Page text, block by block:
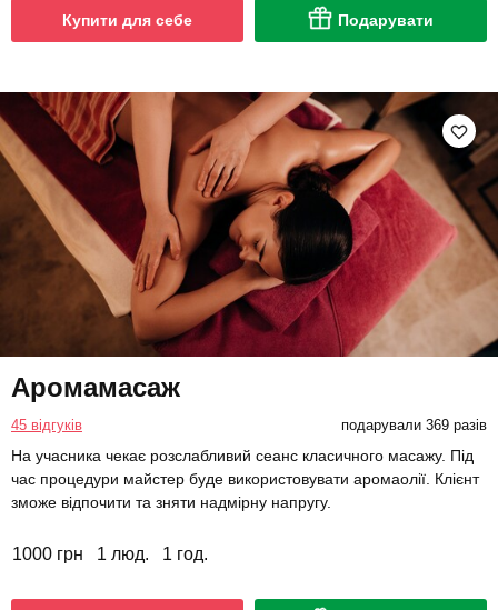
Купити для себе Подарувати
Аромамасаж
45 відгуків подарували 369 разів
На учасника чекає розслабливий сеанс класичного масажу. Під
час процедури майстер буде використовувати аромаолії. Клієнт
зможе відпочити та зняти надмірну напругу.
1000 грн 1 люд. 1 год.